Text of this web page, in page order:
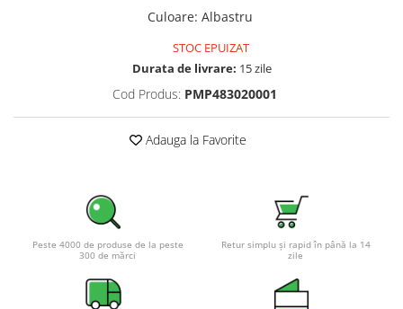
Culoare: Albastru
STOC EPUIZAT
Durata de livrare: 15 zile
Cod Produs: PMP483020001
Adauga la Favorite
Peste 4000 de produse de la peste
300 de mărci
Retur simplu și rapid în până la 14
zile